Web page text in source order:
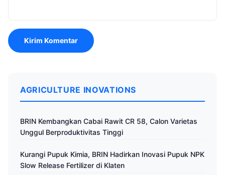
AGRICULTURE INOVATIONS
BRIN Kembangkan Cabai Rawit CR 58, Calon Varietas
Unggul Berproduktivitas Tinggi
Kurangi Pupuk Kimia, BRIN Hadirkan Inovasi Pupuk NPK
Slow Release Fertilizer di Klaten